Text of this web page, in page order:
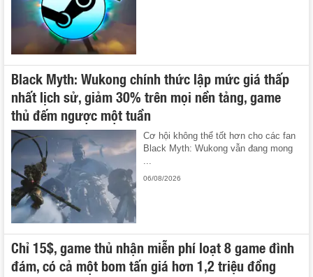
Black Myth: Wukong chính thức lập mức giá thấp
nhất lịch sử, giảm 30% trên mọi nền tảng, game
thủ đếm ngược một tuần
Cơ hội không thể tốt hơn cho các fan
Black Myth: Wukong vẫn đang mong
06/08/2026
Chỉ 15$, game thủ nhận miễn phí loạt 8 game đình
đám, có cả một bom tấn giá hơn 1,2 triệu đồng